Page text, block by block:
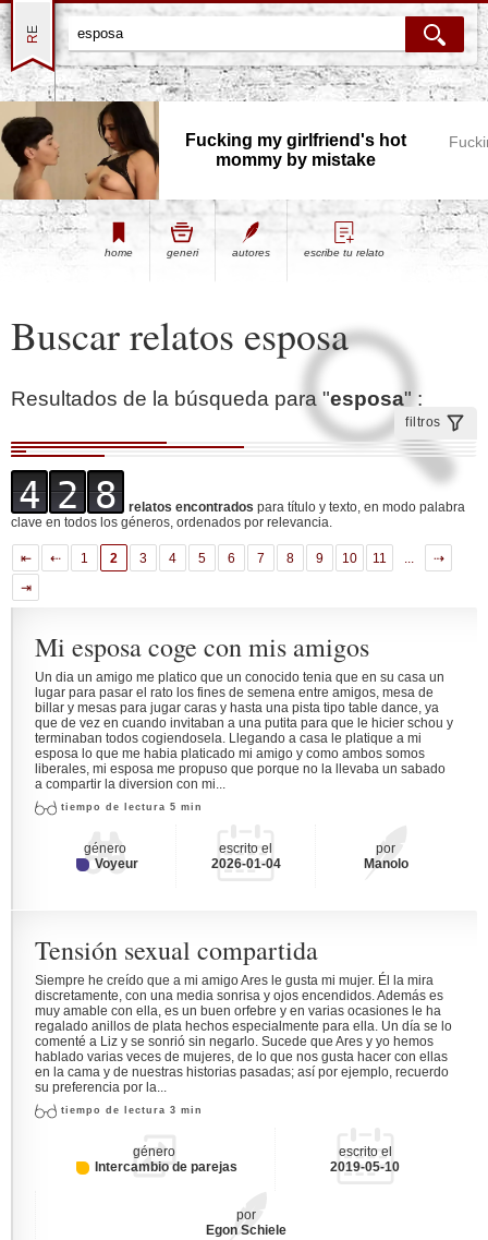
Fucking my girlfriend's hot
mommy by mistake
home generi autores escribe tu relato
Buscar relatos esposa
Resultados de la búsqueda para "esposa" :
filtros
4 2 8 relatos encontrados para título y texto, en modo palabra
clave en todos los géneros, ordenados por relevancia.
⇤ ⇠ 1 2 3 4 5 6 7 8 9 10 11 ...
⇢
⇥
Mi esposa coge con mis amigos
Un dia un amigo me platico que un conocido tenia que en su casa un
lugar para pasar el rato los fines de semena entre amigos, mesa de
billar y mesas para jugar caras y hasta una pista tipo table dance, ya
que de vez en cuando invitaban a una putita para que le hicier schou y
terminaban todos cogiendosela. Llegando a casa le platique a mi
esposa lo que me habia platicado mi amigo y como ambos somos
liberales, mi esposa me propuso que porque no la llevaba un sabado
a compartir la diversion con mi...
tiempo de lectura 5 min
género
Voyeur
escrito el
2026-01-04
por
Manolo
Tensión sexual compartida
Siempre he creído que a mi amigo Ares le gusta mi mujer. Él la mira
discretamente, con una media sonrisa y ojos encendidos. Además es
muy amable con ella, es un buen orfebre y en varias ocasiones le ha
regalado anillos de plata hechos especialmente para ella. Un día se lo
comenté a Liz y se sonrió sin negarlo. Sucede que Ares y yo hemos
hablado varias veces de mujeres, de lo que nos gusta hacer con ellas
en la cama y de nuestras historias pasadas; así por ejemplo, recuerdo
su preferencia por la...
tiempo de lectura 3 min
género
Intercambio de parejas
escrito el
2019-05-10
por
Egon Schiele